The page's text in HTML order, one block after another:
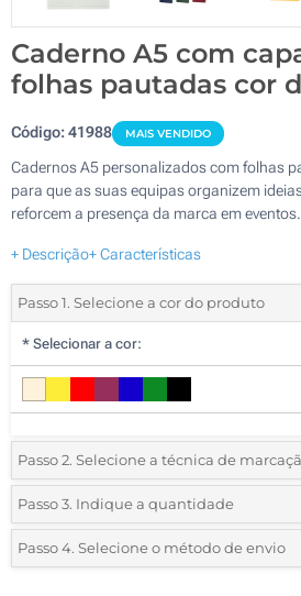
Caderno A5 com
folhas pautadas cor
Código:41988 MAIS VENDIDO
Cadernos A5 personalizados com folhas
para que as suas equipas organizem
reforcem a presença da marca em eventos.
+ Descrição+ Características
Passo 1. Selecione a cor do produto
* Selecionar a cor:
Passo 2. Selecione a técnica de
*Selecione o tipo de marcação e as cores
1 Cor (Num lado)
Passo 3. Indique a quantidade
*Quantidade mínima:50
Passo 4. Selecione o método de envio